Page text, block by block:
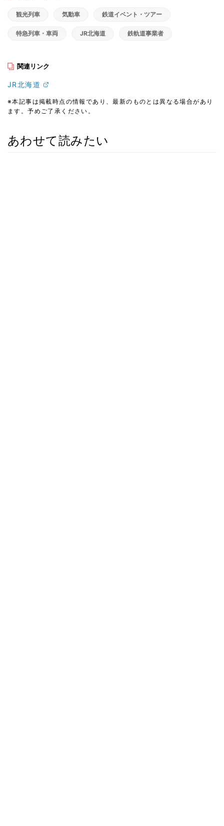
観光列車 気動車 鉄道イベント・ツアー
特急列車・車両 JR北海道 鉄軌道事業者
関連リンク
JR北海道
※本記事は掲載時点の情報であり、最新のものとは異なる場合があり
ます。予めご了承ください。
あわせて読みたい